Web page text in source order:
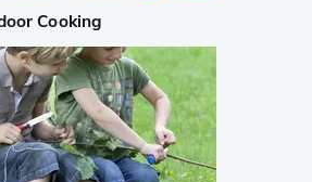
Cooking